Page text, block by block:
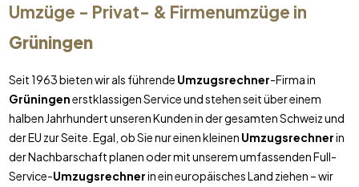
Umzüge - Privat- & Firmenumzüge in
Grüningen
Seit 1963 bieten wir als führende Umzugsrechner-Firma in
Grüningenerstklassigen Service und stehen seit über einem
halben Jahrhundert unseren Kunden in der gesamten Schweiz und
der EU zur Seite. Egal, ob Sie nur einen kleinen Umzugsrechnerin
der Nachbarschaft planen oder mit unserem umfassenden Full-
Service-Umzugsrechnerin ein europäisches Land ziehen – wir